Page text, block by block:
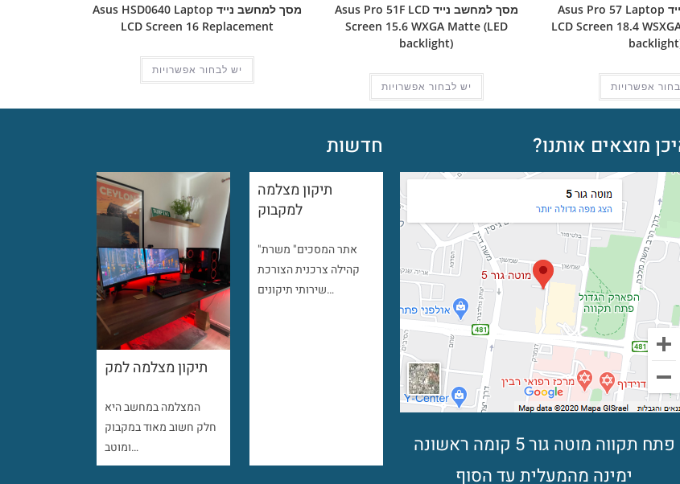
מסך למחשב נייד Asus Pro 57 Laptop
LCD Screen 18.4
אפשרויות
מסך למחשב נייד Asus Pro 51F LCD
Screen 15.6 WXGA Matte (LED
backlight)
יש לבחור אפשרויות
מסך למחשב נייד Asus HSD0640 Laptop
LCD Screen 16 Replacement
יש לבחור אפשרויות
מוצאים אותנו?
פתח תקווה מוטה גור 5 קומה ראשונה
ימינה מהמעלית עד הסוף
חדשות
תיקון מצלמה למק
המצלמה במחשב היא
חלק חשוב מאוד במקבוק
ומוטב…
תיקון מצלמה
למקבוק
"אתר המסכים" משרת
קהילה צרכנית הצורכת
שירותי תיקונים…